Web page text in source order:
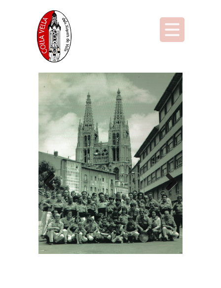
Previous Next